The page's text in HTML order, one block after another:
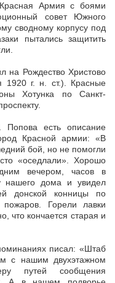
Армия с боями
совет Южного
сводному корпусу под
пытались защитить
на Рождество Христово
г. н. ст.). Красные
Хотунка по Санкт-
Попова есть описание
Красной армии: «В
бой, но не помогли
«оседлали». Хорошо
вечером, часов в
нашего дома и увидел
донской конницы по
Горели лавки
что кончается старая и
писал: «Штаб
с нашим двухэтажном
путей сообщения